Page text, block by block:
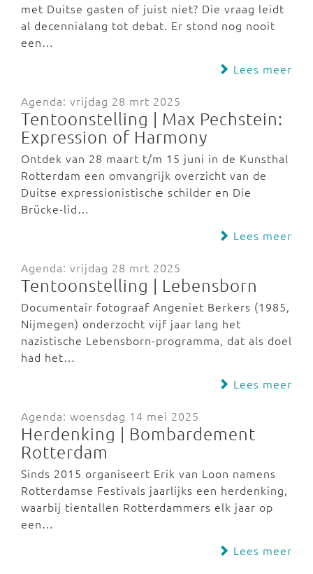
met Duitse gasten of juist niet? Die vraag leidt
al decennialang tot debat. Er stond nog nooit
een…
Lees meer
Agenda: vrijdag 28 mrt 2025
Tentoonstelling | Max Pechstein:
Expression of Harmony
Ontdek van 28 maart t/m 15 juni in de Kunsthal
Rotterdam een omvangrijk overzicht van de
Duitse expressionistische schilder en Die
Brücke-lid…
Lees meer
Agenda: vrijdag 28 mrt 2025
Tentoonstelling | Lebensborn
Documentair fotograaf Angeniet Berkers (1985,
Nijmegen) onderzocht vijf jaar lang het
nazistische Lebensborn-programma, dat als doel
had het…
Lees meer
Agenda: woensdag 14 mei 2025
Herdenking | Bombardement
Rotterdam
Sinds 2015 organiseert Erik van Loon namens
Rotterdamse Festivals jaarlijks een herdenking,
waarbij tientallen Rotterdammers elk jaar op
een…
Lees meer